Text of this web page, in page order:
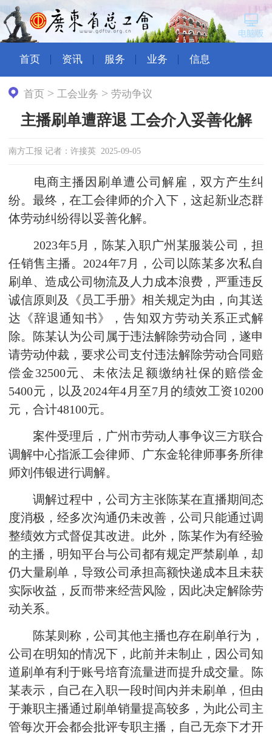
首页 资讯 服务 业务 信息
首页 > 工会业务 >劳动争议
主播刷单遭辞退 工会介入妥善化解
南方工报 记者：许接英 2025-09-05
电商主播因刷单遭公司解雇，双方产生纠
纷。最终，在工会律师的介入下，这起新业态群
体劳动纠纷得以妥善化解。
2023年5月，陈某入职广州某服装公司，担
任销售主播。2024年7月，公司以陈某多次私自
刷单、造成公司物流及人力成本浪费，严重违反
诚信原则及《员工手册》相关规定为由，向其送
达《辞退通知书》，告知双方劳动关系正式解
除。陈某认为公司属于违法解除劳动合同，遂申
请劳动仲裁，要求公司支付违法解除劳动合同赔
偿金32500元、未依法足额缴纳社保的赔偿金
5400元，以及2024年4月至7月的绩效工资10200
元，合计48100元。
案件受理后，广州市劳动人事争议三方联合
调解中心指派工会律师、广东金轮律师事务所律
师刘伟银进行调解。
调解过程中，公司方主张陈某在直播期间态
度消极，经多次沟通仍未改善，公司只能通过调
整绩效方式督促其改进。此外，陈某作为有经验
的主播，明知平台与公司都有规定严禁刷单，却
仍大量刷单，导致公司承担高额快递成本且未获
实际收益，反而带来经营风险，因此决定解除劳
动关系。
陈某则称，公司其他主播也存在刷单行为，
公司在明知的情况下，此前并未制止，因公司知
道刷单有利于账号培育流量进而提升成交量。陈
某表示，自己在入职一段时间内并未刷单，但由
于兼职主播通过刷单销量提高较多，为此公司主
管每次开会都会批评专职主播，自己无奈下才开